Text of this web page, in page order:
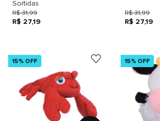
Sortidas
R$ 31,99
R$ 27,19
R$ 31,99
R$ 27,19
15% OFF 15% OFF